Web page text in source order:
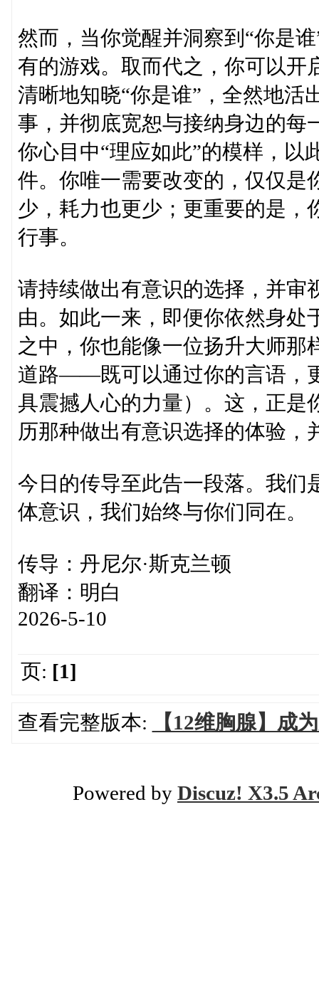
然而，当你觉醒并洞察到“你是
有的游戏。取而代之，你可以
清晰地知晓“你是谁”，全然地活
事，并彻底宽恕与接纳身边的每
你心目中“理应如此”的模样，以
件。你唯一需要改变的，仅仅
少，耗力也更少；更重要的是，
行事。
请持续做出有意识的选择，并审
由。如此一来，即便你依然身处
之中，你也能像一位扬升大师那
道路——既可以通过你的言语，
具震撼人心的力量）。这，正是
历那种做出有意识选择的体验，
今日的传导至此告一段落。我们
体意识，我们始终与你们同在。
传导：丹尼尔·斯克兰顿
翻译：明白
2026-5-10
页: [1]
查看完整版本: 【12维胸腺】成
Powered by Discuz! X3.5